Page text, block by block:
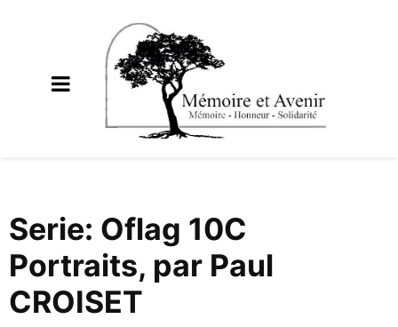
Serie: Oflag 10C
Portraits, par Paul
CROISET